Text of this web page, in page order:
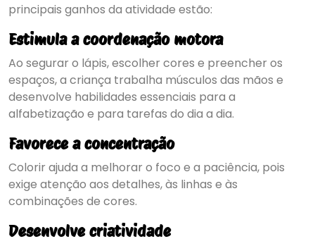
principais ganhos da atividade estão:
Estimula a coordenação motora
Ao segurar o lápis, escolher cores e preencher os
espaços, a criança trabalha músculos das mãos e
desenvolve habilidades essenciais para a
alfabetização e para tarefas do dia a dia.
Favorece a concentração
Colorir ajuda a melhorar o foco e a paciência, pois
exige atenção aos detalhes, às linhas e às
combinações de cores.
Desenvolve criatividade